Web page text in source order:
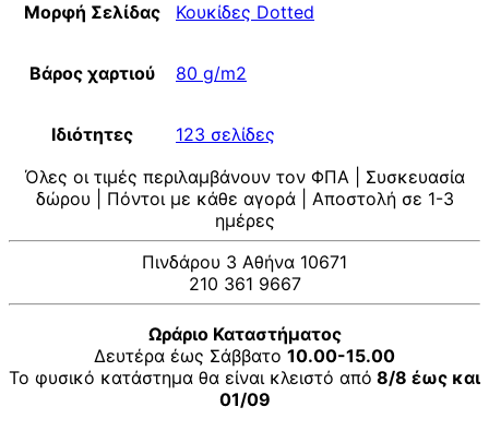
Μορφή Σελίδας Κουκίδες Dotted
Βάρος χαρτιού 80 g/m2
Ιδιότητες
123 σελίδες
Όλες οι τιμές περιλαμβάνουν τον ΦΠΑ | Συσκευασία
δώρου | Πόντοι με κάθε αγορά | Αποστολή σε 1-3
ημέρες
Πινδάρου 3 Αθήνα 10671
210 361 9667
Ωράριο Καταστήματος
Δευτέρα έως Σάββατο 10.00-15.00
Το φυσικό κατάστημα θα είναι κλειστό από 8/8 έως και
01/09